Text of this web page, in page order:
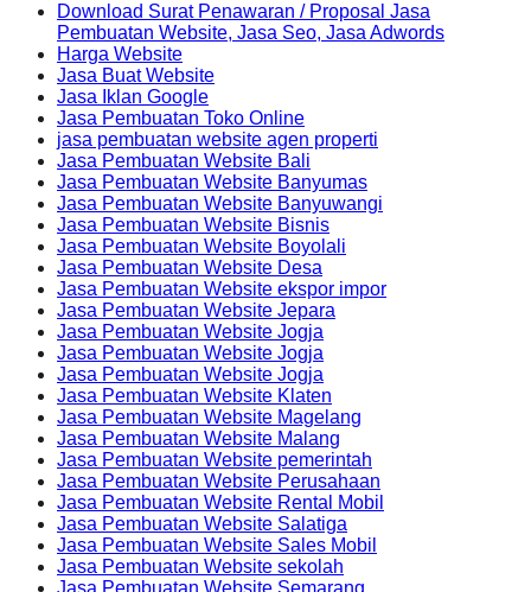
Download Surat Penawaran / Proposal Jasa
Pembuatan Website, Jasa Seo, Jasa Adwords
Harga Website
Jasa Buat Website
Jasa Iklan Google
Jasa Pembuatan Toko Online
jasa pembuatan website agen properti
Jasa Pembuatan Website Bali
Jasa Pembuatan Website Banyumas
Jasa Pembuatan Website Banyuwangi
Jasa Pembuatan Website Bisnis
Jasa Pembuatan Website Boyolali
Jasa Pembuatan Website Desa
Jasa Pembuatan Website ekspor impor
Jasa Pembuatan Website Jepara
Jasa Pembuatan Website Jogja
Jasa Pembuatan Website Jogja
Jasa Pembuatan Website Jogja
Jasa Pembuatan Website Klaten
Jasa Pembuatan Website Magelang
Jasa Pembuatan Website Malang
Jasa Pembuatan Website pemerintah
Jasa Pembuatan Website Perusahaan
Jasa Pembuatan Website Rental Mobil
Jasa Pembuatan Website Salatiga
Jasa Pembuatan Website Sales Mobil
Jasa Pembuatan Website sekolah